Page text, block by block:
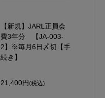
【新規】JARL正員会
費3年分 【JA-003-
2】※毎月6日〆切【手
続き】
21,400円(税込)